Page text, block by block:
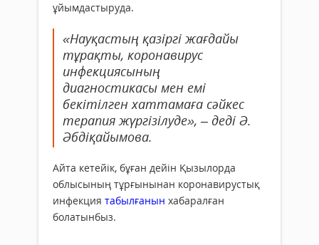
ұйымдастыруда.
«Науқастың қазіргі жағдайы
тұрақты, коронавирус
инфекциясының
диагностикасы мен емі
бекітілген хаттамаға сәйкес
терапия жүргізілуде», – деді Ә.
Әбдіқайымова.
Айта кетейік, бұған дейін Қызылорда
облысының тұрғынынан коронавирустық
инфекция табылғанын хабаралған
болатынбыз.